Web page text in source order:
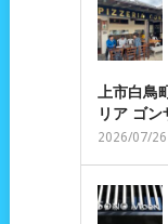
上市白
リア ゴン
2026/07/26